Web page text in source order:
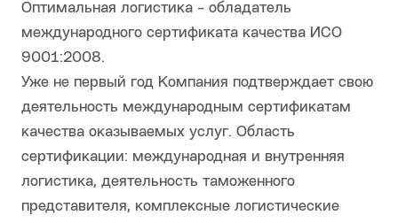
Оптимальная логистика - обладатель
международного сертификата качества ИСО
9001:2008.
Уже не первый год Компания подтверждает свою
деятельность международным сертификатам
качества оказываемых услуг. Область
сертификации: международная и внутренняя
логистика, деятельность таможенного
представителя, комплексные логистические